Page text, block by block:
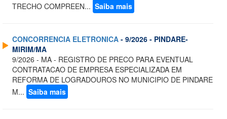
TRECHO COMPREEN... Saiba mais
CONCORRENCIA ELETRONICA - 9/2026 - PINDARE-
MIRIM/MA
9/2026 - MA - REGISTRO DE PRECO PARA EVENTUAL
CONTRATACAO DE EMPRESA ESPECIALIZADA EM
REFORMA DE LOGRADOUROS NO MUNICIPIO DE PINDARE
M... Saiba mais